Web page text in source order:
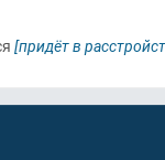
[придёт в